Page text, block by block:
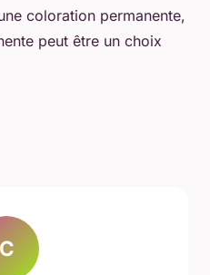
coloration permanente,
peut être un choix
C